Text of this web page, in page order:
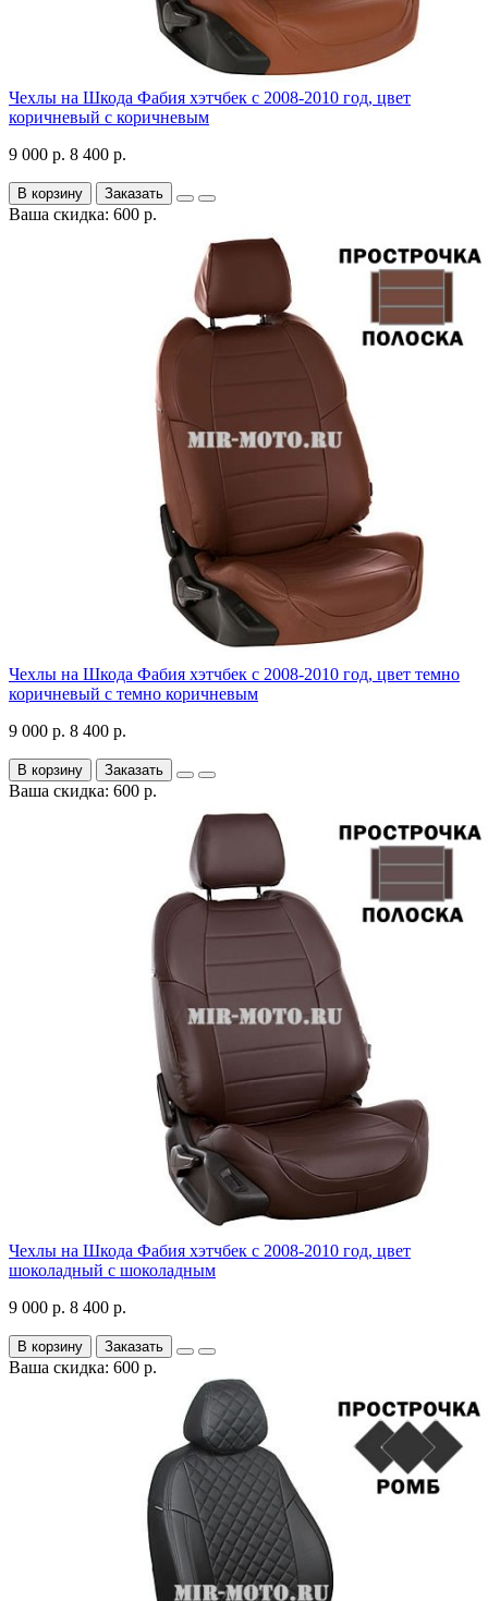
Чехлы на Шкода Фабия хэтчбек с 2008-2010 год, цвет
коричневый с коричневым
9 000 р. 8 400 р.
В корзину Заказать
Ваша скидка: 600 р.
Чехлы на Шкода Фабия хэтчбек с 2008-2010 год, цвет темно
коричневый с темно коричневым
9 000 р. 8 400 р.
В корзину Заказать
Ваша скидка: 600 р.
Чехлы на Шкода Фабия хэтчбек с 2008-2010 год, цвет
шоколадный с шоколадным
9 000 р. 8 400 р.
В корзину Заказать
Ваша скидка: 600 р.